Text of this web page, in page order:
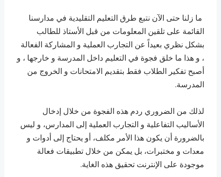
ما زلنا حتى الآن نتبع طرق التعليم التقليدية في مدارسنا
القائمة على تلقين المعلومات من قبل الأستاذ للطالب
بشكل نظري بعيداً عن التجارب العملية و المشاركة الفعالة
، و هذا ما خلق فجوة في التعليم داخل المدرسة و خارجها ، و
أصبح تفكير الطلاب فقط بتقديم الامتحانات و الخروج من
المدرسة.
لذلك من الضروري ردم هذه الفجوة من خلال إدخال
الأساليب التفاعلية و التجارب العملية إلى المدارس، و ليس
بالضرورة أن يكون هذا الأمر مكلف، أو يحتاج إلى أدوات و
معدات و مختبرات، بل يمكن من خلال تطبيقات فعالة
موجودة على الإنترنت تحقيق هذه الغاية.